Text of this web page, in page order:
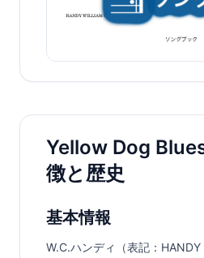
Yellow Dog
徴と歴史
基本情報
W.C.ハンディ（表記：